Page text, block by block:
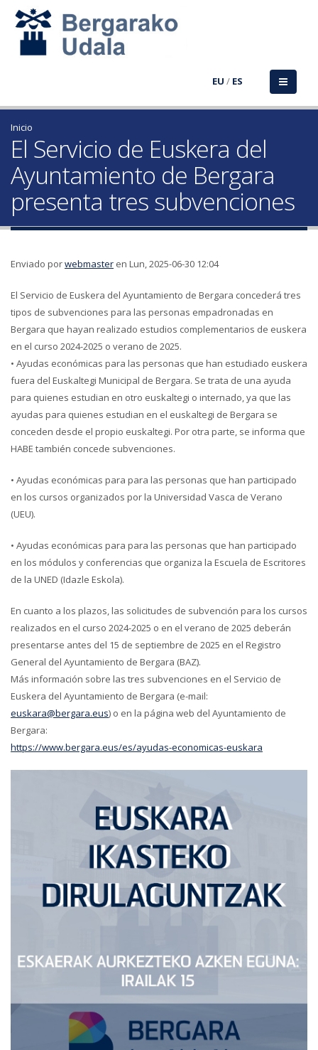
EU / ES
Inicio
El Servicio de Euskera del
Ayuntamiento de Bergara
presenta tres subvenciones
Enviado porwebmaster en Lun, 2025-06-30 12:04
El Servicio de Euskera del Ayuntamiento de Bergara concederá tres
tipos de subvenciones para las personas empadronadas en
Bergara que hayan realizado estudios complementarios de euskera
en el curso 2024-2025 o verano de 2025.
• Ayudas económicas para las personas que han estudiado euskera
fuera del Euskaltegi Municipal de Bergara. Se trata de una ayuda
para quienes estudian en otro euskaltegi o internado, ya que las
ayudas para quienes estudian en el euskaltegi de Bergara se
conceden desde el propio euskaltegi. Por otra parte, se informa que
HABE también concede subvenciones.
• Ayudas económicas para para las personas que han participado
en los cursos organizados por la Universidad Vasca de Verano
(UEU).
• Ayudas económicas para para las personas que han participado
en los módulos y conferencias que organiza la Escuela de Escritores
de la UNED (Idazle Eskola).
En cuanto a los plazos, las solicitudes de subvención para los cursos
realizados en el curso 2024-2025 o en el verano de 2025 deberán
presentarse antes del 15 de septiembre de 2025 en el Registro
General del Ayuntamiento de Bergara (BAZ).
Más información sobre las tres subvenciones en el Servicio de
Euskera del Ayuntamiento de Bergara (e-mail:
euskara@bergara.eus) o en la página web del Ayuntamiento de
Bergara:
https://www.bergara.eus/es/ayudas-economicas-euskara